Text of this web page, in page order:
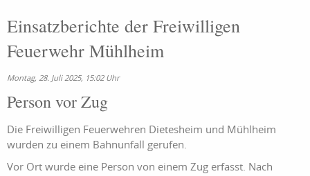
Einsatzberichte der Freiwilligen
Feuerwehr Mühlheim
Montag, 28. Juli 2025, 15:02 Uhr
Person vor Zug
Die Freiwilligen Feuerwehren Dietesheim und Mühlheim
wurden zu einem Bahnunfall gerufen.
Vor Ort wurde eine Person von einem Zug erfasst. Nach